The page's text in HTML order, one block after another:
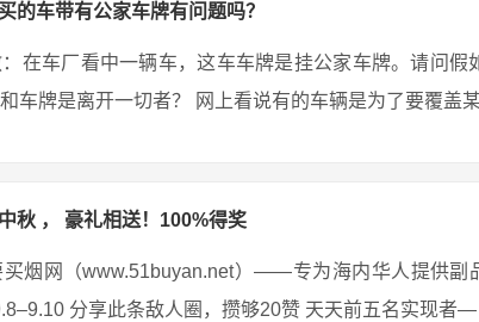
的车带有公家车牌有问题吗？
在车厂看中一辆车，这车车牌是挂公家车牌。请问
车牌是离开一切者？ 网上看说有的车辆是为了要覆盖
秋 ， 豪礼相送！100%得奖
烟网（www.51buyan.net）——专为海内华人提供副
分享此条敌人圈，攒够20赞 天天前五名实现者